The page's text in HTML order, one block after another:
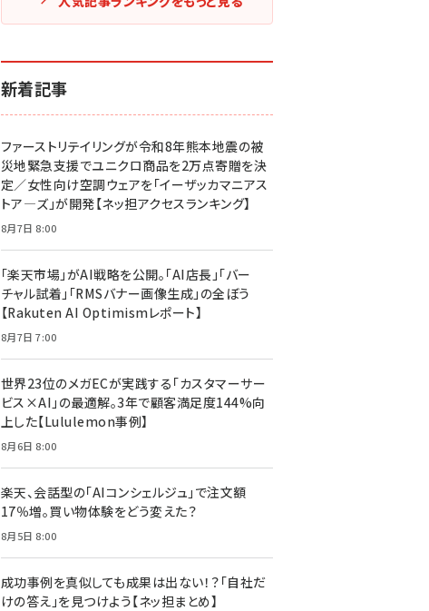
新着記事
ファーストリテイリングが令和8年熊本地震の被
災地緊急支援でユニクロ商品を2万点寄贈を決
定／女性向け空調ウェアを「イーザッカマニアス
トア―ズ」が開発【ネッ担アクセスランキング】
8月7日 8:00
「楽天市場」がAI戦略を公開。「AI店長」「バー
チャル試着」「RMSバナー画像生成」の全ぼう
【Rakuten AI Optimismレポート】
8月7日 7:00
世界23位のメガECが実践する「カスタマーサー
ビス×AI」の最適解。3年で顧客満足度144%向
上した【Lululemon事例】
8月6日 8:00
楽天、会話型の「AIコンシェルジュ」で注文額
17％増。買い物体験をどう変えた？
8月5日 8:00
成功事例を真似しても成果は出ない！？「自社だ
けの答え」を見つけよう【ネッ担まとめ】